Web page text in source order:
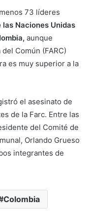
73 líderes
las Naciones Unidas
aunque
Común (FARC)
es muy superior a la
el asesinato de
de la Farc. Entre las
del Comité de
Orlando Grueso
integrantes de
Colombia